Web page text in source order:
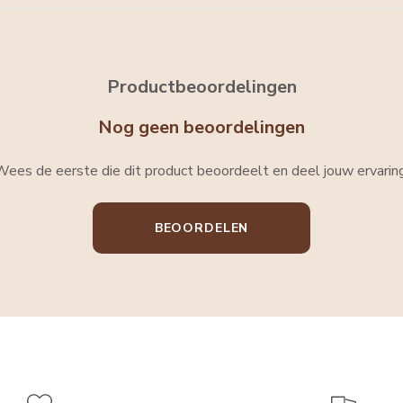
Productbeoordelingen
Nog geen beoordelingen
de eerste die dit product beoordeelt en deel jouw
BEOORDELEN